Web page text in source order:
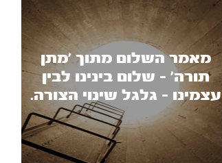
מאמר השלום מתוך ’מתן
תורה’ - שלום בינינו לבין
עצמינו - גלגל שינוי הצורה.